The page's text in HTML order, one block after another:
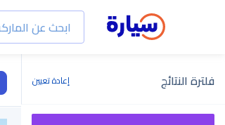
فلترة النتائج إعادة تعيين